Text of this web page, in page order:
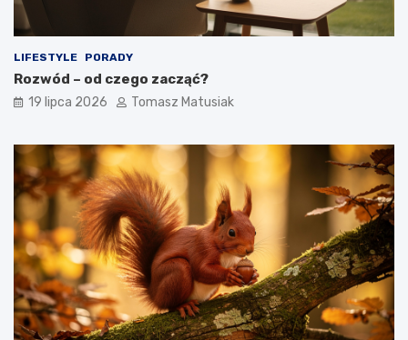
LIFESTYLE PORADY
Rozwód – od czego zacząć?
19 lipca 2026 Tomasz Matusiak